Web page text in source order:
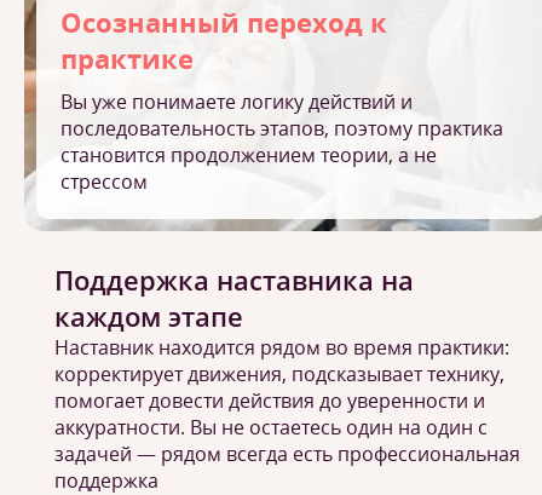
Осознанный переход к
практике
Вы уже понимаете логику действий и
последовательность этапов, поэтому практика
становится продолжением теории, а не
стрессом
Поддержка наставника на
каждом этапе
Наставник находится рядом во время практики:
корректирует движения, подсказывает технику,
помогает довести действия до уверенности и
аккуратности. Вы не остаетесь один на один с
задачей — рядом всегда есть профессиональная
поддержка